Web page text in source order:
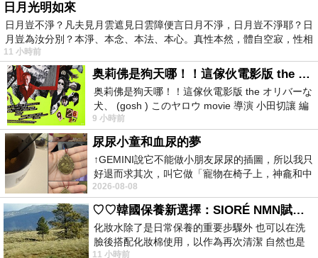
這父女倆ㄚ，到了目的地先抓怪，因為在車上妹
妹說要抓，我們一直說沒有怪啦~
阿就真的沒有ㄚ，所以就定位後妹妹馬上要求要
抓一隻~抓完再餵魚，
日月光明如來
日月豈不淨？凡夫見月雲遮見日雲障便言日月不淨，日月豈不淨耶？日
月豈為汝分別？本淨、本念、本法、本心。真性本然，體自空寂，性相
11 小時前
奥莉佛是狗天哪！！這傢伙電影版 the オリバーな犬、 (gosh ) このヤロウ movie
奥莉佛是狗天哪！！這傢伙電影版 the オリバーな
犬、 (gosh ) このヤロウ movie 導演 小田切讓 編
劇: 小田切讓 主演: 小田切讓
9 小時前
尿尿小童和血尿的夢
↑GEMINI說它不能做小朋友尿尿的插圖，所以我只
好退而求其次，叫它做「寵物在椅子上，神龕和中
年人臉孔」的畫了。 六月底
2026-08-08
♡♡韓國保養新選擇：SIORÉ NMN賦活泡泡化妝水♡♡
化妝水除了是日常保養的重要步驟外 也可以在洗
臉後搭配化妝棉使用，以作為再次清潔 自然也是
11 小時前